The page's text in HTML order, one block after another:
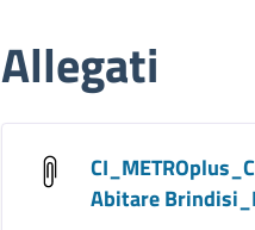
Allegati
Abitare